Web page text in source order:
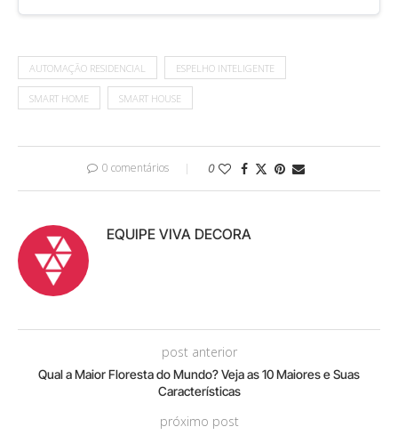
AUTOMAÇÃO RESIDENCIAL ESPELHO INTELIGENTE
SMART HOME SMART HOUSE
0 comentários 0
EQUIPE VIVA DECORA
post anterior
Qual a Maior Floresta do Mundo? Veja as 10 Maiores e Suas
Características
próximo post